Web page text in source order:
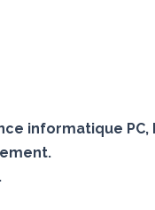
informatique PC,